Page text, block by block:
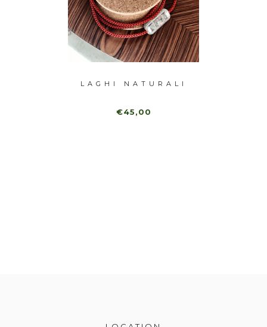
LAGHI NATURALI
€45,00